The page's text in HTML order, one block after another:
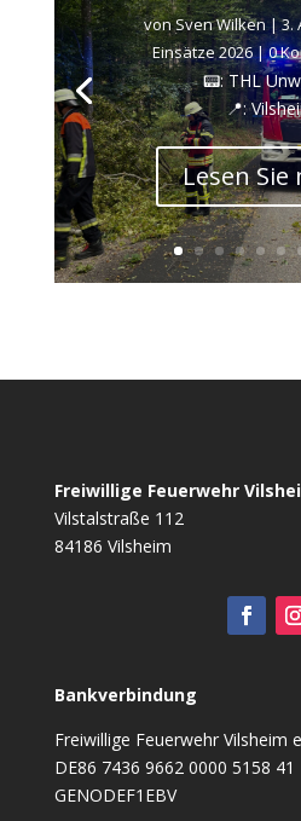
vonSven Wilken|3.
Einsätze 2026| 0
📟: THL
📍:
Lesen Sie
Freiwillige Feuerwehr
Vilstalstraße 112
84186 Vilsheim
Bankverbindung
Freiwillige Feuerwehr Vilsheim
DE86 7436 9662 0000 5158 41
GENODEF1EBV